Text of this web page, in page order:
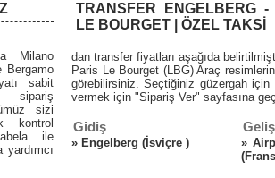
TRANSFER ENGELBERG -
LE BOURGET | ÖZEL TAKSİ
dan transfer fiyatları aşağıda
Paris Le Bourget (LBG) Araç
görebilirsiniz. Seçtiğiniz güzergah
vermek için "Sipariş Ver" sayfasına
Gidiş
» Engelberg (İsviçre )
Geliş
»
Milano
Bergamo
sabit
sizi
kontrol
ile
yardımcı